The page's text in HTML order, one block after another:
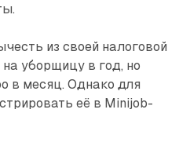
из своей налоговой
уборщицу в год, но
в месяц. Однако для
её в Minijob-